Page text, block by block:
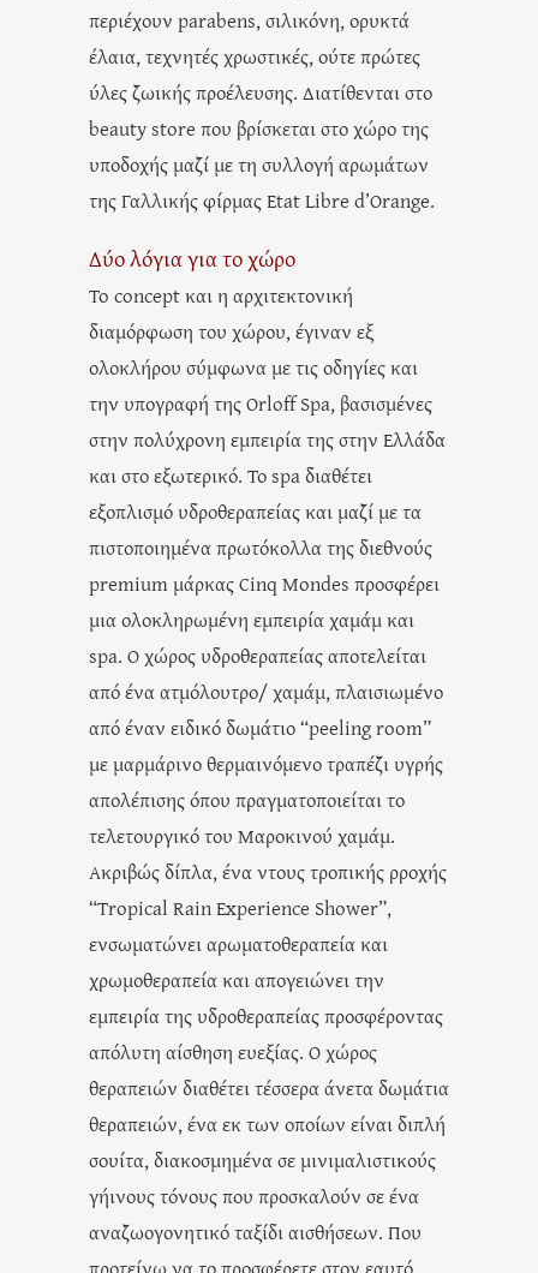
περιέχουν parabens, σιλικόνη, ορυκτά
έλαια, τεχνητές χρωστικές, ούτε πρώτες
ύλες ζωικής προέλευσης. Διατίθενται στο
beauty store που βρίσκεται στο χώρο της
υποδοχής μαζί με τη συλλογή αρωμάτων
της Γαλλικής φίρμας Etat Libre d’Orange.
Δύο λόγια για το χώρο
To concept και η αρχιτεκτονική
διαμόρφωση του χώρου, έγιναν εξ
ολοκλήρου σύμφωνα με τις οδηγίες και
την υπογραφή της Orloff Spa, βασισμένες
στην πολύχρονη εμπειρία της στην Ελλάδα
και στο εξωτερικό. Το spa διαθέτει
εξοπλισμό υδροθεραπείας και μαζί με τα
πιστοποιημένα πρωτόκολλα της διεθνούς
premium μάρκας Cinq Mondes προσφέρει
μια ολοκληρωμένη εμπειρία χαμάμ και
spa. Ο χώρος υδροθεραπείας αποτελείται
από ένα ατμόλουτρο/ χαμάμ, πλαισιωμένο
από έναν ειδικό δωμάτιο “peeling room”
με μαρμάρινο θερμαινόμενο τραπέζι υγρής
απολέπισης όπου πραγματοποιείται το
τελετουργικό του Μαροκινού χαμάμ.
Ακριβώς δίπλα, ένα ντους τροπικής ρροχής
“Tropical Rain Εxperience Shower”,
ενσωματώνει αρωματοθεραπεία και
χρωμοθεραπεία και απογειώνει την
εμπειρία της υδροθεραπείας προσφέροντας
απόλυτη αίσθηση ευεξίας. Ο χώρος
θεραπειών διαθέτει τέσσερα άνετα δωμάτια
θεραπειών, ένα εκ των οποίων είναι διπλή
σουίτα, διακοσμημένα σε μινιμαλιστικούς
γήινους τόνους που προσκαλούν σε ένα
αναζωογονητικό ταξίδι αισθήσεων. Που